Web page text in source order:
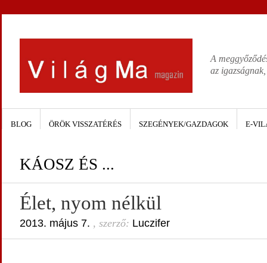
A
az
BLOG ÖRÖK VISSZATÉRÉS SZEGÉNYEK/GAZDAGOK E-
KÁOSZ ÉS ...
Élet, nyom nélkül
2013. május 7. , szerző: Luczifer